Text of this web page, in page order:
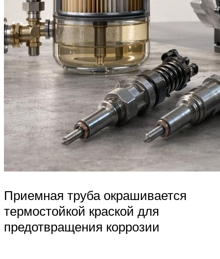
Приемная труба окрашивается
термостойкой краской для
предотвращения коррозии